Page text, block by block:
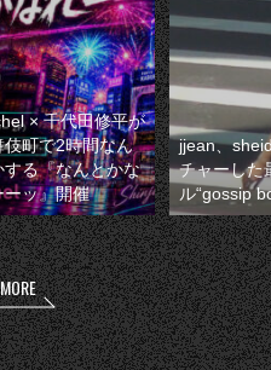
× 千代田修平が
伎町で2時間なん
する『なんとかな
ーッ』開催
jjean、
チャーした
ル“gossip